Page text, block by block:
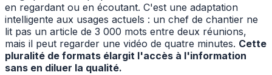
en regardant ou en écoutant. C'est une adaptation
intelligente aux usages actuels : un chef de chantier ne
lit pas un article de 3 000 mots entre deux réunions,
mais il peut regarder une vidéo de quatre minutes. Cette
pluralité de formats élargit l'accès à l'information
sans en diluer la qualité.